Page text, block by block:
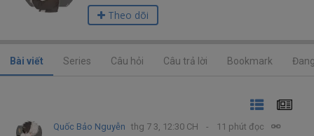
Theo dõi
Bài viết Series Câu hỏi Câu trả lời Bookmark
Quốc Bảo Nguyễn thg 7 3, 12:30 CH 11 phút đọc